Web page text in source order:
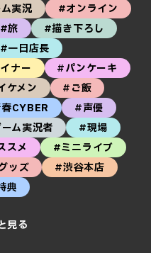
実況
#オンライン
#旅
#描き下ろし
#一日店長
ナー
#パンケーキ
ケメン
#ご飯
CYBER
#声優
ム実況者
#現場
スメ
#ミニライブ
ッズ
#渋谷本店
典
見る